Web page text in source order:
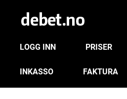
LOGG INN PRISER
INKASSO FAKTURA